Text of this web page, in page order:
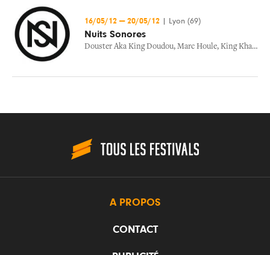
16/05/12 — 20/05/12 Lyon (69)
Nuits Sonores
Douster Aka King Doudou, Marc Houle, King Khan & The Shrines
A PROPOS
CONTACT